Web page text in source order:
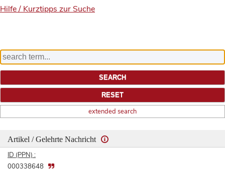
Hilfe / Kurztipps zur Suche
extended search
Artikel / Gelehrte Nachricht
ID (PPN) :
000338648